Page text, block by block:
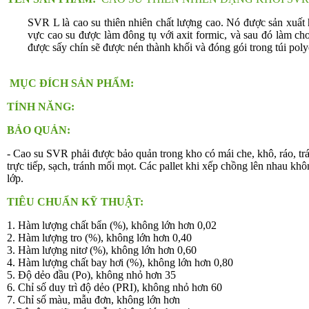
SVR L là cao su thiên nhiên chất lượng cao. Nó được sản
vực cao su được làm đông tụ với axit formic, và sau đó làm
được sấy chín sẽ được nén thành khối và đóng gói trong túi
MỤC ĐÍCH SẢN PHẨM:
TÍNH NĂNG:
BẢO QUẢN:
- Cao su SVR phải được bảo quản trong kho có mái che, khô, ráo,
trực tiếp, sạch, tránh mối mọt. Các pallet khi xếp chồng lên nhau
lớp.
TIÊU CHUẨN KỸ THUẬT:
1. Hàm lượng chất bẩn (%), không lớn hơn 0,02
2. Hàm lượng tro (%), không lớn hơn 0,40
3. Hàm lượng nitơ (%), không lớn hơn 0,60
4. Hàm lượng chất bay hơi (%), không lớn hơn 0,80
5. Độ dẻo đầu (Po), không nhỏ hơn 35
6. Chỉ số duy trì độ dẻo (PRI), không nhỏ hơn 60
7. Chỉ số màu, mẫu đơn, không lớn hơn